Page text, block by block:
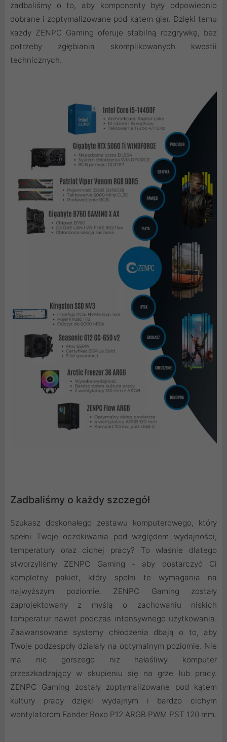
zadbaliśmy o to, aby komponenty były odpowiednio
dobrane i zoptymalizowane pod kątem gier. Dzięki temu
każdy ZENPC Gaming oferuje stabilną rozgrywkę, bez
potrzeby zgłębiania skomplikowanych kwestii
technicznych.
Zadbaliśmy o każdy szczegół
Szukasz doskonałego zestawu komputerowego, który
spełni Twoje oczekiwania pod względem wydajności,
temperatury oraz cichej pracy? To właśnie dlatego
stworzyliśmy ZENPC Gaming - aby dostarczyć Ci
kompletny pakiet, który spełni te wymagania na
najwyższym poziomie. ZENPC Gaming zostały
zaprojektowany z myślą o zachowaniu niskich
temperatur nawet podczas intensywnego użytkowania.
Zaawansowane systemy chłodzenia dbają o to, aby
Twoje podzespoły działały na optymalnym poziomie. Nie
ma nic gorszego niż hałaśliwy komputer
przeszkadzający w skupieniu się na grze lub pracy.
ZENPC Gaming zostały zoptymalizowane pod kątem
kultury pracy dzięki wydajnym i bardzo cichym
wentylatorom Fander Roxo P12 ARGB PWM PST 120 mm.